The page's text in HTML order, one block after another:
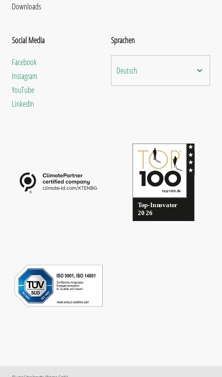
Downloads
Social Media
Facebook
Instagram
YouTube
LinkedIn
Sprachen
Deutsch